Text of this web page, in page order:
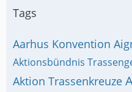
Tags
Aarhus Konvention
Aktionsbündnis
Aktion Trassenkreuze